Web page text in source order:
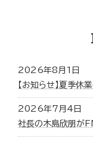
2026年8月1日
【お知らせ】夏季休
2026年7月4日
社長の木島欣朋が